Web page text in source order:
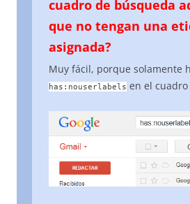
cuadro de búsqueda
que no tengan una
asignada?
Muy fácil, porque solamente
has:nouserlabels en el